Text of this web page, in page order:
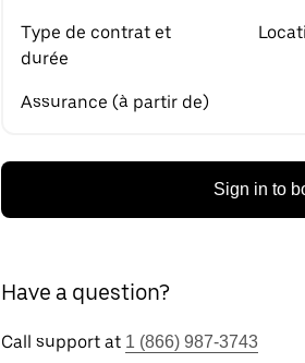
Type de contrat et
durée
Assurance (à partir de)
Sign in to
Have a question?
Call support at 1 (866) 987-3743